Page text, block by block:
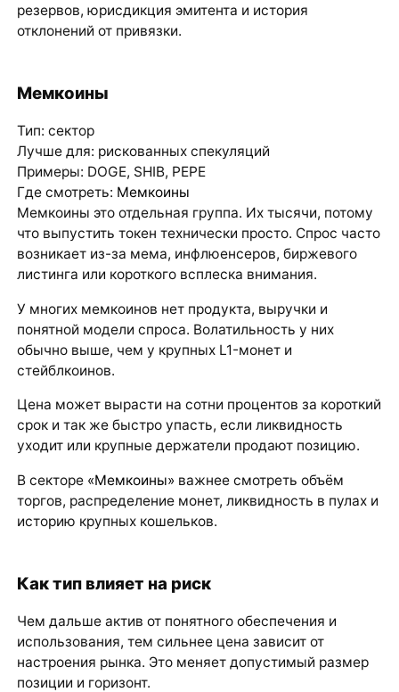
резервов, юрисдикция эмитента и история
отклонений от привязки.
Мемкоины
Тип: сектор
Лучше для: рискованных спекуляций
Примеры: DOGE, SHIB, PEPE
Где смотреть: Мемкоины
Мемкоины это отдельная группа. Их тысячи, потому
что выпустить токен технически просто. Спрос часто
возникает из-за мема, инфлюенсеров, биржевого
листинга или короткого всплеска внимания.
У многих мемкоинов нет продукта, выручки и
понятной модели спроса. Волатильность у них
обычно выше, чем у крупных L1-монет и
стейблкоинов.
Цена может вырасти на сотни процентов за короткий
срок и так же быстро упасть, если ликвидность
уходит или крупные держатели продают позицию.
В секторе «Мемкоины»важнее смотреть объём
торгов, распределение монет, ликвидность в пулах и
историю крупных кошельков.
Как тип влияет на риск
Чем дальше актив от понятного обеспечения и
использования, тем сильнее цена зависит от
настроения рынка. Это меняет допустимый размер
позиции и горизонт.